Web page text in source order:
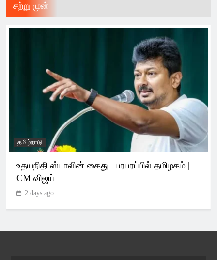
சற்று முன்
தமிழ்நாடு
உதயநிதி ஸ்டாலின் கைது.. பரபரப்பில் தமிழகம் |
CM விஜய்
2 days ago